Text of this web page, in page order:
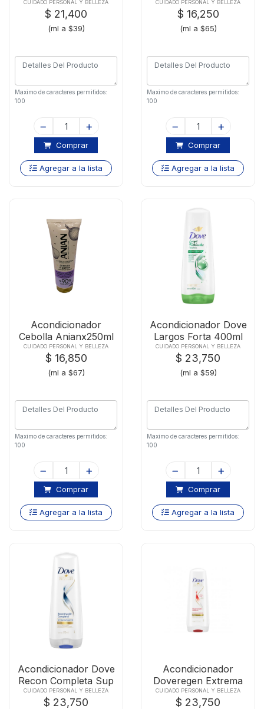
Nutritx550ml
CUIDADO PERSONAL Y BELLEZA
$ 21,400
(ml a $39)
Maximo de caracteres permitidos:
100
Comprar
Agregar a la lista
CUIDADO PERSONAL Y BELLEZA
$ 16,250
(ml a $65)
Maximo de caracteres permitidos:
100
Comprar
Agregar a la lista
Acondicionador
Cebolla Anianx250ml
CUIDADO PERSONAL Y BELLEZA
$ 16,850
(ml a $67)
Maximo de caracteres permitidos:
100
Comprar
Agregar a la lista
Acondicionador Dove
Largos Forta 400ml
CUIDADO PERSONAL Y BELLEZA
$ 23,750
(ml a $59)
Maximo de caracteres permitidos:
100
Comprar
Agregar a la lista
Acondicionador Dove
Recon Completa Sup
X370ml
CUIDADO PERSONAL Y BELLEZA
$ 23,750
Acondicionador
Doveregen Extrema
Sup X370ml
CUIDADO PERSONAL Y BELLEZA
$ 23,750